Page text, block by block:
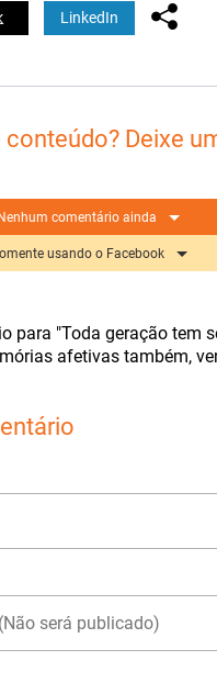
LinkedIn
Deixe
comentário ainda
usando o Facebook
para "Toda geração tem
afetivas também,